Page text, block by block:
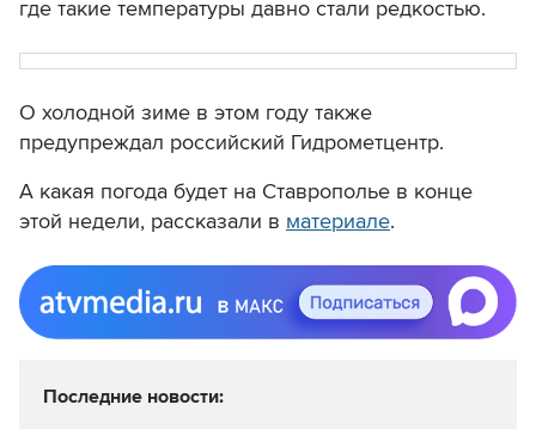
где такие температуры давно стали редкостью.
О холодной зиме в этом году также
предупреждал российский Гидрометцентр.
А какая погода будет на Ставрополье в конце
этой недели, рассказали в материале.
Последние новости: